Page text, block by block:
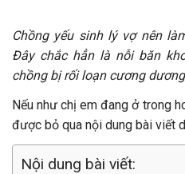
Chồng yếu sinh lý vợ nên
Đây chắc hẳn là nỗi băn
chồng bị rối loạn cương
Nếu như chị em đang ở trong
được bỏ qua nội dung bài viết
Nội dung bài viết: